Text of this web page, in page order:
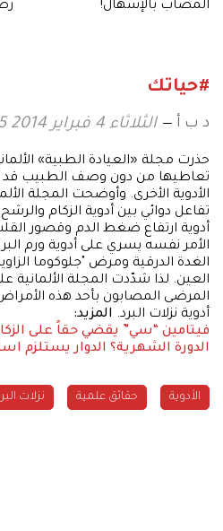
المصاب بالإسهال!
#حياتك
د ب أ الثلاثاء 4 فبراير 2014 14:25
حذرت مجلة «العيادة الطبية»
تعاطيها من دون وصف الطبيب
الأدوية الأخرى. وأوضحت المجلة
تفاعل دوائي بين أدوية الزكام
أدوية ارتفاع ضغط الدم وقصور
الأمر نفسه يسري على أدوية ورم
الغدة الدرقية ومرض "جلوكوما
العين. لذا شدّدت المجلة
المرضى المصابون بأحد هذه
أدوية نزلات البرد. المزيد:
فيتامين “سي” يقضي حقاً على
الدورة الشهرية؟ الدوار يستلزم
الأدوية حقائق علمية نزلات